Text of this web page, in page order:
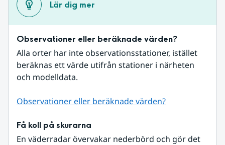
Lär dig mer
Observationer eller beräknade värden?
Alla orter har inte observationsstationer, istället
beräknas ett värde utifrån stationer i närheten
och modelldata.
Observationer eller beräknade värden?
Få koll på skurarna
En väderradar övervakar nederbörd och gör det